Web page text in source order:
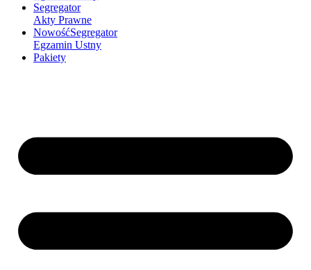
Segregator
Akty Prawne
NowośćSegregator
Egzamin Ustny
Pakiety